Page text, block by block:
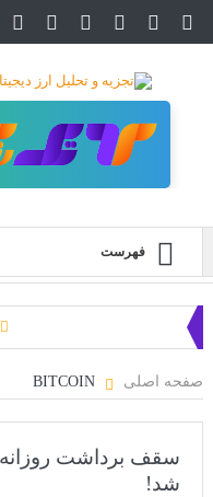
فهرست
صفحه اصلی
شد!